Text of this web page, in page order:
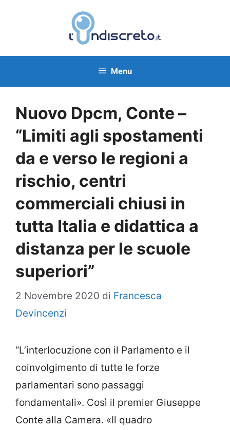
Menu
Nuovo Dpcm, Conte –
“Limiti agli spostamenti
da e verso le regioni a
rischio, centri
commerciali chiusi in
tutta Italia e didattica a
distanza per le scuole
superiori”
2 Novembre 2020 di Francesca
Devincenzi
“L’interlocuzione con il Parlamento e il
coinvolgimento di tutte le forze
parlamentari sono passaggi
fondamentali». Così il premier Giuseppe
Conte alla Camera. «Il quadro